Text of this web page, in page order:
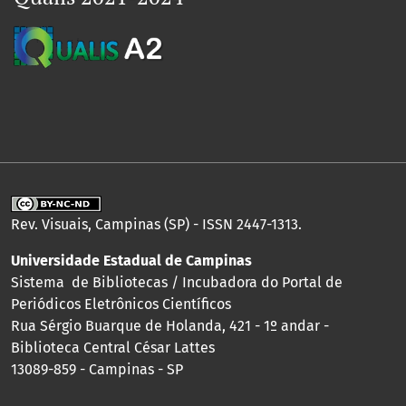
Rev. Visuais, Campinas (SP) - ISSN 2447-1313.
Universidade Estadual de Campinas
Sistema de Bibliotecas / Incubadora do Portal de
Periódicos Eletrônicos Científicos
Rua Sérgio Buarque de Holanda, 421 - 1º andar -
Biblioteca Central César Lattes
13089-859 - Campinas - SP